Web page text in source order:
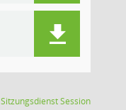
SitzungsdienstSession(Wird in